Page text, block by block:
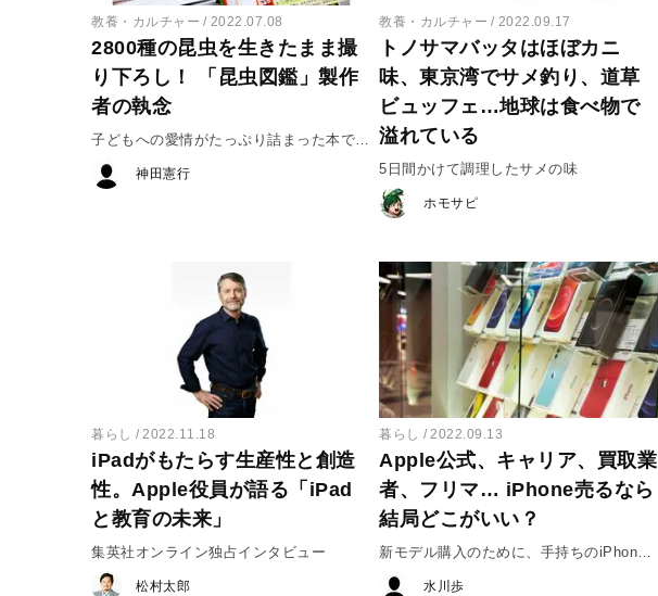
教養・カルチャー 2022.07.08
2800種の昆虫を生きたまま撮
り下ろし！ 「昆虫図鑑」製作
者の執念
子どもへの愛情がたっぷり詰まった本でし
た
神田憲行
教養・カルチャー 2022.09.17
トノサマバッタはほぼカニ
味、東京湾でサメ釣り、道草
ビュッフェ…地球は食べ物で
溢れている
5日間かけて調理したサメの味
ホモサピ
暮らし 2022.11.18
iPadがもたらす生産性と創造
性。Apple役員が語る「iPad
と教育の未来」
集英社オンライン独占インタビュー
松村太郎
暮らし 2022.09.13
Apple公式、キャリア、買取業
者、フリマ… iPhone売るなら
結局どこがいい？
新モデル購入のために、手持ちのiPhone
を少しでも高く売ろう！
水川歩